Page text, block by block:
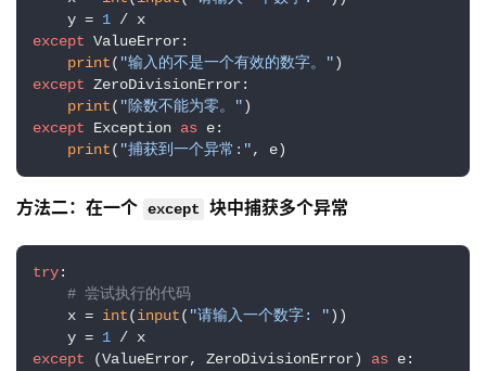
    y =
1
except ValueError:
print( "输入的不是一个有效的数字。"
except ZeroDivisionError:
print( "除数不能为零。"
except Exception as e:
print( "捕获到一个异常:", e)
方法二：在一个 except 块中捕获多个异常
try:
# 尝试执行的代码
    x =
int(input( "请输入一个数字: "))
    y =
1
except (ValueError, ZeroDivisionError) as e: